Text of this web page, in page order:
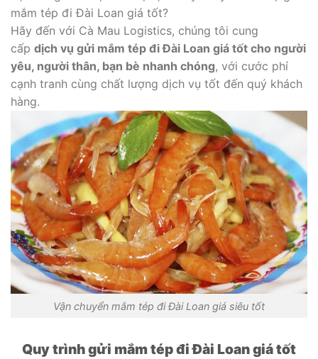
mắm tép đi Đài Loan giá tốt?
Hãy đến với Cà Mau Logistics, chúng tôi cung
cấp dịch vụ gửi mắm tép đi Đài Loan giá tốt cho người
yêu, người thân, bạn bè nhanh chóng, với cước phí
cạnh tranh cùng chất lượng dịch vụ tốt đến quý khách
hàng.
Vận chuyển mắm tép đi Đài Loan giá siêu tốt
Quy trình gửi mắm tép đi Đài Loan giá tốt